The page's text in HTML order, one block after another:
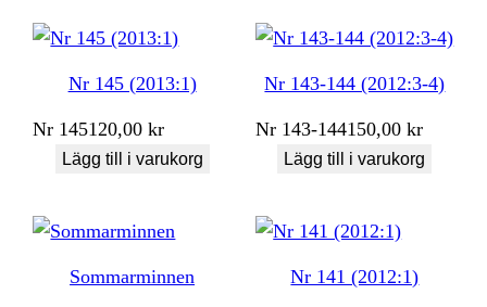
Nr 145 (2013:1)
Nr 145120,00kr
Lägg till i varukorg
Nr 143-144 (2012:3-4)
Nr 143-144150,00kr
Lägg till i varukorg
Sommarminnen Nr 141 (2012:1)